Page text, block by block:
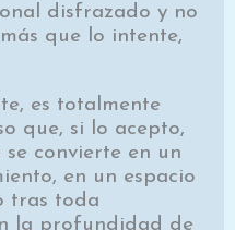
disfrazado y no
que lo intente,
es totalmente
que, si lo acepto,
convierte en un
en un espacio
tras toda
la profundidad de